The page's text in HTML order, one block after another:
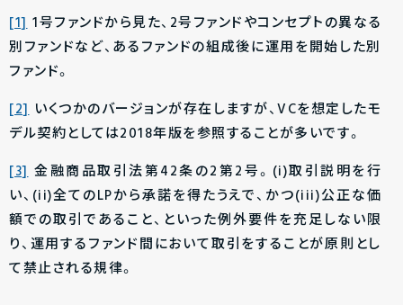
[1]1号ファンドから見た、2号ファンドやコンセプトの異なる
別ファンドなど、あるファンドの組成後に運用を開始した別
ファンド。
[2]いくつかのバージョンが存在しますが、VCを想定したモ
デル契約としては2018年版を参照することが多いです。
[3]金融商品取引法第42条の2第2号。(i)取引説明を行
い、(ii)全てのLPから承諾を得たうえで、かつ(iii)公正な価
額での取引であること、といった例外要件を充足しない限
り、運用するファンド間において取引をすることが原則とし
て禁止される規律。